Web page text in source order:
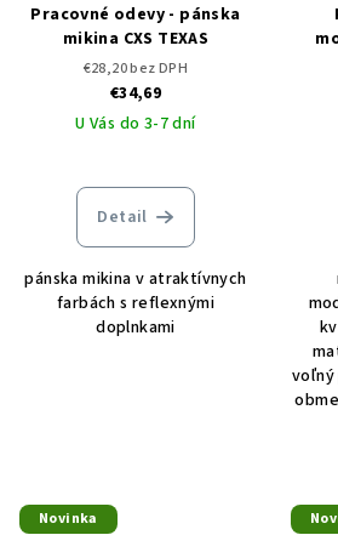
Pracovné odevy - pánska
mikina CXS TEXAS
€28,20 bez DPH
€34,69
U Vás do 3-7 dní
Detail
pánska mikina v atraktívnych
farbách s reflexnými
doplnkami
voľný
Novinka